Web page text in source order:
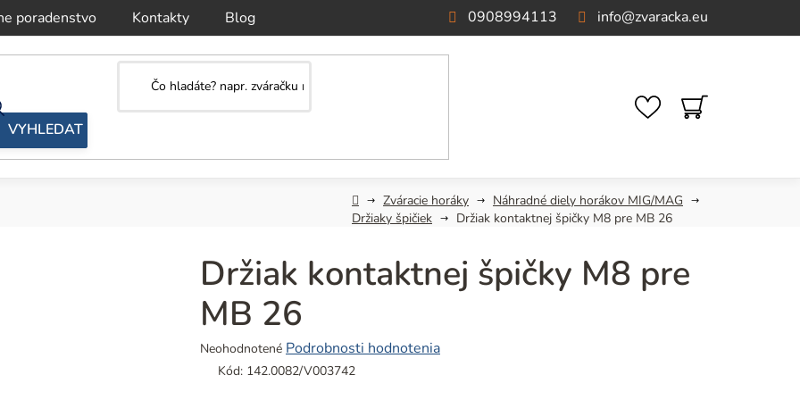
poradenstvo Kontakty Blog info@zvaracka.eu
0908994113
NÁKUPNÝ
KOŠÍK
DomovZváracie horáky
Náhradné diely horákov MIG/MAG
Držiaky špičiek
Držiak kontaktnej špičky M8 pre MB 26
Držiak kontaktnej špičky M8 pre
MB 26
Priemerné
hodnotenie
Neohodnotené Podrobnosti hodnotenia
Kód: 142.0082/V003742